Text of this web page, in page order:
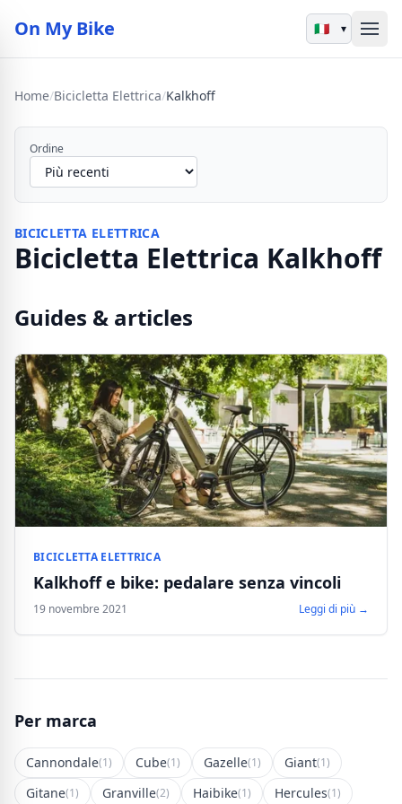
On My Bike ▾
Home/Bicicletta Elettrica/Kalkhoff
Ordine
BICICLETTA ELETTRICA
Bicicletta Elettrica Kalkhoff
Guides & articles
BICICLETTA ELETTRICA
Kalkhoff e bike: pedalare senza vincoli
19 novembre 2021 Leggi di più →
Per marca
Cannondale(1) Cube(1) Gazelle(1) Giant(1)
Gitane(1) Granville(2) Haibike(1) Hercules(1)